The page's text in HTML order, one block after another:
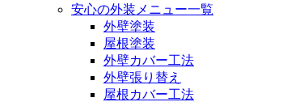
安心の外装メニュー一覧
外壁塗装
屋根塗装
外壁カバー工法
外壁張り替え
屋根カバー工法